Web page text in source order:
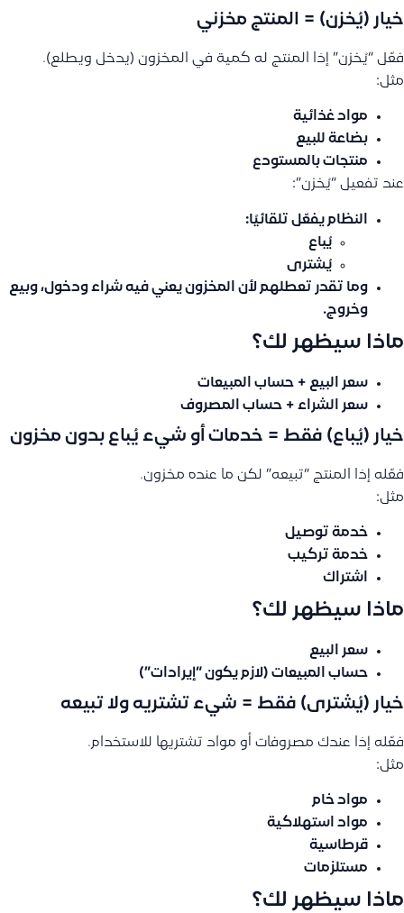
خيار (يُخزن) = المنتج مخزني
فعّل “يُخزن” إذا المنتج له كمية في المخزون (يدخل ويطلع).
مثل:
مواد غذائية
بضاعة للبيع
منتجات بالمستودع
عند تفعيل “يُخزن”:
النظام يفعّل تلقائيًا:
يُباع
يُشترى
وما تقدر تعطلهم لأن المخزون يعني فيه شراء ودخول، وبيع
وخروج.
ماذا سيظهر لك؟
سعر البيع + حساب المبيعات
سعر الشراء + حساب المصروف
خيار (يُباع) فقط = خدمات أو شيء يُباع بدون مخزون
فعّله إذا المنتج “تبيعه” لكن ما عنده مخزون.
مثل:
خدمة توصيل
خدمة تركيب
اشتراك
ماذا سيظهر لك؟
سعر البيع
حساب المبيعات (لازم يكون “إيرادات”)
خيار (يُشترى) فقط = شيء تشتريه ولا تبيعه
فعّله إذا عندك مصروفات أو مواد تشتريها للاستخدام.
مثل:
مواد خام
مواد استهلاكية
قرطاسية
مستلزمات
ماذا سيظهر لك؟